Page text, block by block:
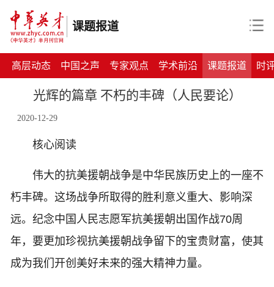
课题报道
高层动态 中国之声 专家观点 学术前沿 课题报道 时
光辉的篇章 不朽的丰碑（人民要论）
2020-12-29
核心阅读
伟大的抗美援朝战争是中华民族历史上的一座不
朽丰碑。这场战争所取得的胜利意义重大、影响深
远。纪念中国人民志愿军抗美援朝出国作战70周
年，要更加珍视抗美援朝战争留下的宝贵财富，使其
成为我们开创美好未来的强大精神力量。